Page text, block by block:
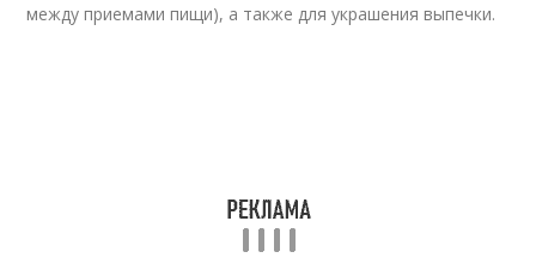
между приемами пищи), а также для украшения выпечки.